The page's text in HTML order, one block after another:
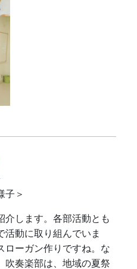
子＞
します。各部活動とも
活動に取り組んでいま
ローガン作りですね。な
吹奏楽部は、地域の夏祭